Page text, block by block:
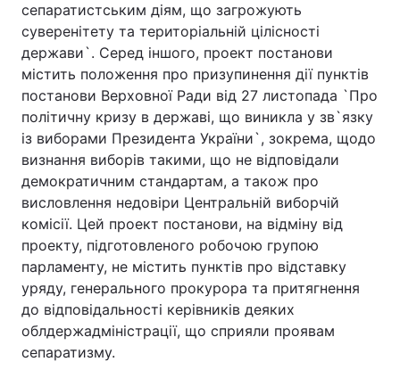
сепаратистським діям, що загрожують
суверенітету та територіальній цілісності
держави`. Серед іншого, проект постанови
містить положення про призупинення дії пунктів
постанови Верховної Ради від 27 листопада `Про
політичну кризу в державі, що виникла у зв`язку
із виборами Президента України`, зокрема, щодо
визнання виборів такими, що не відповідали
демократичним стандартам, а також про
висловлення недовіри Центральній виборчій
комісії. Цей проект постанови, на відміну від
проекту, підготовленого робочою групою
парламенту, не містить пунктів про відставку
уряду, генерального прокурора та притягнення
до відповідальності керівників деяких
облдержадміністрації, що сприяли проявам
сепаратизму.